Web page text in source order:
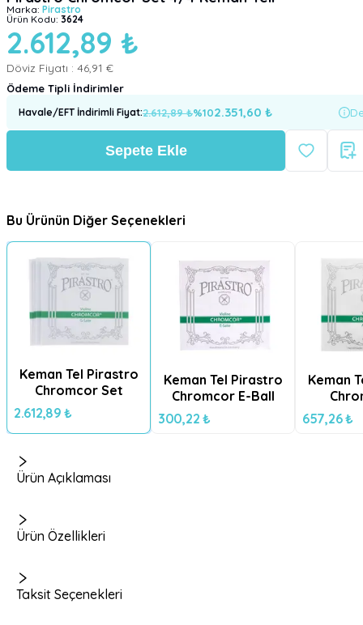
Marka: Pirastro
Ürün Kodu: 3624
2.612,89 ₺
Döviz Fiyatı : 46,91 €
Ödeme Tipli İndirimler
Havale/EFT İndirimli Fiyat:2.612,89₺%102.351,60 ₺
Sepete Ekle
Bu Ürünün Diğer Seçenekleri
Keman Tel Pirastro
Chromcor Set
2.612,89 ₺
Keman Tel Pirastro
Chromcor E-Ball
300,22 ₺
Keman
657,26 ₺
Ürün Açıklaması
Ürün Özellikleri
Taksit Seçenekleri